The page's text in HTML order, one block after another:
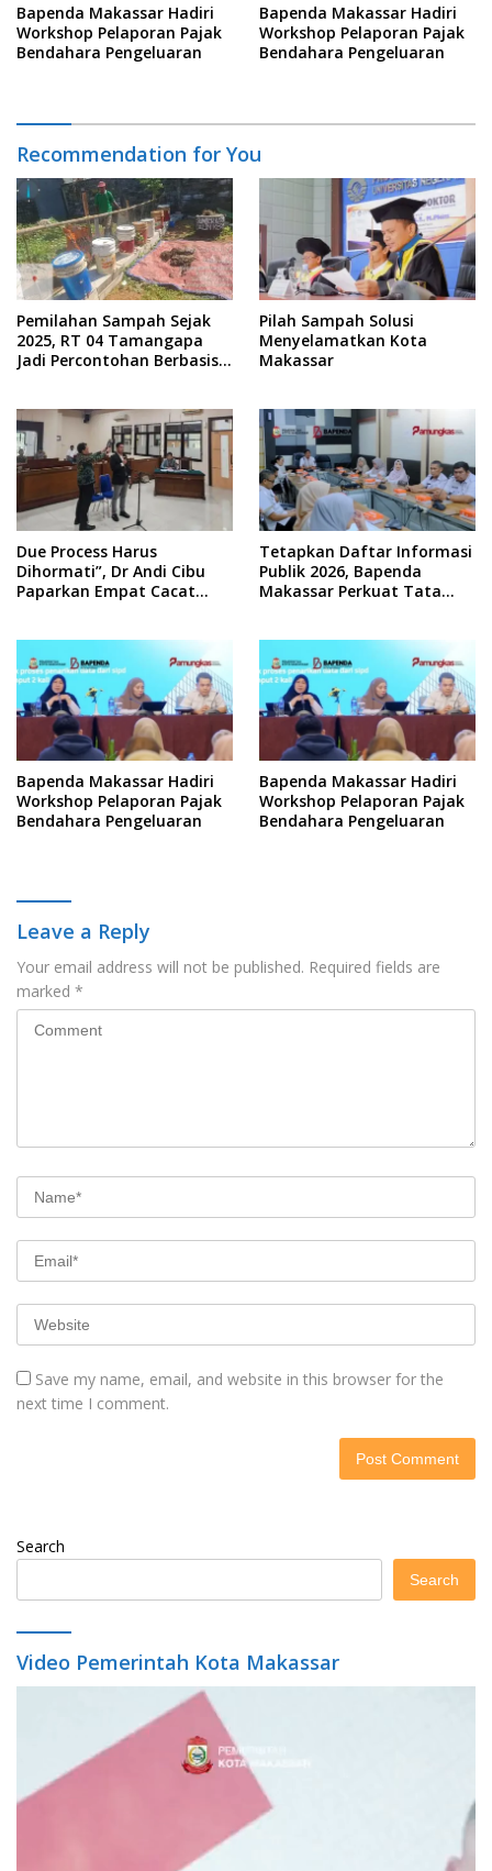
Bapenda Makassar Hadiri
Workshop Pelaporan Pajak
Bendahara Pengeluaran
Bapenda Makassar Hadiri
Workshop Pelaporan Pajak
Bendahara Pengeluaran
Recommendation for You
Pemilahan Sampah Sejak
2025, RT 04 Tamangapa
Jadi Percontohan Berbasis
Pilah Sampah Solusi
Menyelamatkan Kota
Makassar
Due Process Harus
Dihormati”, Dr Andi Cibu
Paparkan Empat Cacat
Tetapkan Daftar Informasi
Publik 2026, Bapenda
Makassar Perkuat Tata
Bapenda Makassar Hadiri
Workshop Pelaporan Pajak
Bendahara Pengeluaran
Bapenda Makassar Hadiri
Workshop Pelaporan Pajak
Bendahara Pengeluaran
Leave a Reply
Your email address will not be published. Required fields are
marked *
Save my name, email, and website in this browser for the
next time I comment.
Search
Search
Video Pemerintah Kota Makassar